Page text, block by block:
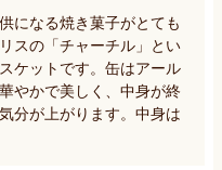
になる焼き菓子がとても
スの「チャーチル」とい
ケットです。缶はアール
やかで美しく、中身が終
分が上がります。中身は